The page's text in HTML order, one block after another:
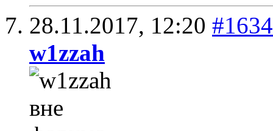
28.11.2017, 12:20 #1634
w1zzah